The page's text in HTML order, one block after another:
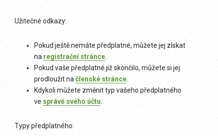
Užitečné odkazy:
Pokud ještě nemáte předplatné, můžete jej získat
na registrační stránce
Pokud vaše předplatné již skončilo, můžete si jej
prodloužit na členské stránce
Kdykoli můžete změnit typ vašeho předplatného
ve správě svého účtu
Typy předplatného: